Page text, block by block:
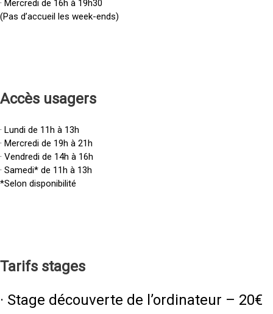
· Mercredi de 16h à 19h30
(Pas d’accueil les week-ends)
Accès usagers
· Lundi de 11h à 13h
· Mercredi de 19h à 21h
· Vendredi de 14h à 16h
· Samedi* de 11h à 13h
*Selon disponibilité
Tarifs stages
· Stage découverte de l’ordinateur – 20€